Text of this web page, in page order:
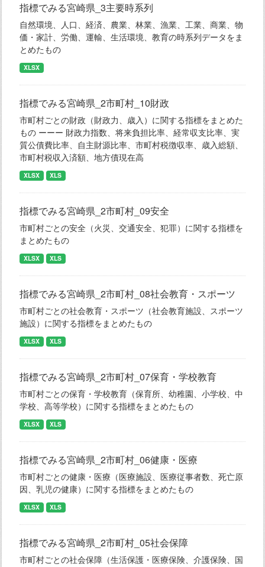
指標でみる宮崎県_3主要時系列
自然環境、人口、経済、農業、林業、漁業、工業、商業、物
価・家計、労働、運輸、生活環境、教育の時系列データをま
とめたもの
XLSX
指標でみる宮崎県_2市町村_10財政
市町村ごとの財政（財政力、歳入）に関する指標をまとめた
もの ーーー 財政力指数、将来負担比率、経常収支比率、実
質公債費比率、自主財源比率、市町村税徴収率、歳入総額、
市町村税収入済額、地方債現在高
XLSX XLS
指標でみる宮崎県_2市町村_09安全
市町村ごとの安全（火災、交通安全、犯罪）に関する指標を
まとめたもの
XLSX XLS
指標でみる宮崎県_2市町村_08社会教育・スポーツ
市町村ごとの社会教育・スポーツ（社会教育施設、スポーツ
施設）に関する指標をまとめたもの
XLSX XLS
指標でみる宮崎県_2市町村_07保育・学校教育
市町村ごとの保育・学校教育（保育所、幼稚園、小学校、中
学校、高等学校）に関する指標をまとめたもの
XLSX XLS
指標でみる宮崎県_2市町村_06健康・医療
市町村ごとの健康・医療（医療施設、医療従事者数、死亡原
因、乳児の健康）に関する指標をまとめたもの
XLSX XLS
指標でみる宮崎県_2市町村_05社会保障
市町村ごとの社会保障（生活保護・医療保険、介護保険、国